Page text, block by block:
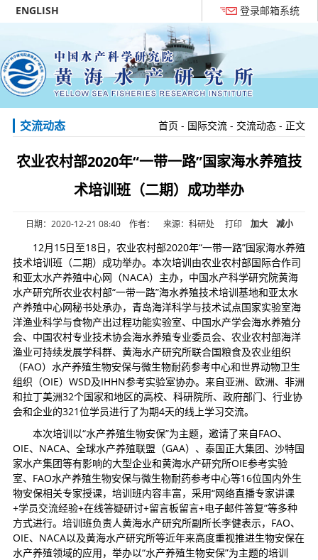
ENGLISH 登录邮箱系统
交流动态 首页 - 国际交流 - 交流动态 - 正文
农业农村部2020年“一带一路”国家海水养殖技
术培训班（二期）成功举办
日期：2020-12-21 08:40 作者： 来源：科研处 打印 加大 减小
12月15日至18日，农业农村部2020年“一带一路”国家海水养殖
技术培训班（二期）成功举办。本次培训由农业农村部国际合作司
和亚太水产养殖中心网（NACA）主办，中国水产科学研究院黄海
水产研究所农业农村部“一带一路”海水养殖技术培训基地和亚太水
产养殖中心网秘书处承办，青岛海洋科学与技术试点国家实验室海
洋渔业科学与食物产出过程功能实验室、中国水产学会海水养殖分
会、中国农村专业技术协会海水养殖专业委员会、农业农村部海洋
渔业可持续发展学科群、黄海水产研究所联合国粮食及农业组织
（FAO）水产养殖生物安保与微生物耐药参考中心和世界动物卫生
组织（OIE）WSD及IHHN参考实验室协办。来自亚洲、欧洲、非洲
和拉丁美洲32个国家和地区的高校、科研院所、政府部门、行业协
会和企业的321位学员进行了为期4天的线上学习交流。
本次培训以“水产养殖生物安保”为主题，邀请了来自FAO、
OIE、NACA、全球水产养殖联盟（GAA）、泰国正大集团、沙特国
家水产集团等有影响的大型企业和黄海水产研究所OIE参考实验
室、FAO水产养殖生物安保与微生物耐药参考中心等16位国内外生
物安保相关专家授课，培训班内容丰富，采用“网络直播专家讲课
+学员交流经验+在线答疑研讨+留言板留言+电子邮件答复”等多种
方式进行。培训班负责人黄海水产研究所副所长李健表示，FAO、
OIE、NACA以及黄海水产研究所等近年来高度重视推进生物安保在
水产养殖领域的应用，举办以“水产养殖生物安保”为主题的培训